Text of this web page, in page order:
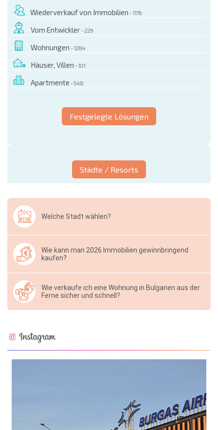
Wiederverkauf von Immobilien - 1176
Vom Entwickler - 229
Wohnungen - 1284
Häuser, Villen - 101
Apartmente - 548
Festgelegte Lösungen
Städte / Resorts
Welche Stadt wählen?
Wie kann man 2026 Immobilien gewinnbringend
kaufen?
Wie verkaufe ich eine Wohnung in Bulgarien aus der
Ferne sicher und schnell?